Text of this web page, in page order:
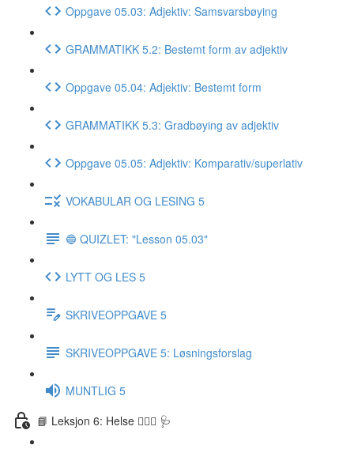
Oppgave 05.03: Adjektiv: Samsvarsbøying
GRAMMATIKK 5.2: Bestemt form av adjektiv
Oppgave 05.04: Adjektiv: Bestemt form
GRAMMATIKK 5.3: Gradbøying av adjektiv
Oppgave 05.05: Adjektiv: Komparativ/superlativ
VOKABULAR OG LESING 5
🔵 QUIZLET: "Lesson 05.03"
LYTT OG LES 5
SKRIVEOPPGAVE 5
SKRIVEOPPGAVE 5: Løsningsforslag
MUNTLIG 5
📘 Leksjon 6: Helse 🏃🏻‍♀️ 🩺